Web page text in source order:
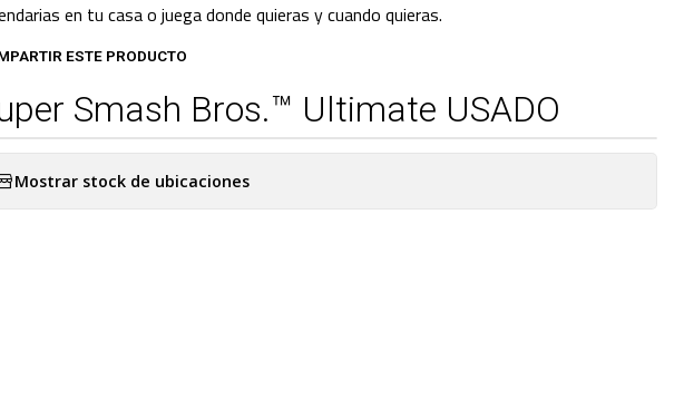
en tu casa o juega donde quieras y cuando quieras.
ESTE PRODUCTO
Smash Bros.™ Ultimate USADO
Mostrar stock de ubicaciones